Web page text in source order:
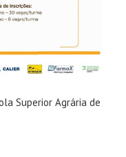
Superior Agrária de